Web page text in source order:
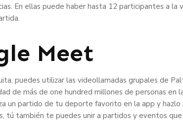
En ellas puede haber hasta 12 participantes a
Meet
puedes utilizar las videollamadas grupales de
de más de one hundred millones de personas
un partido de tu deporte favorito en la app y
tú también te puedes unir a partidos y eventos